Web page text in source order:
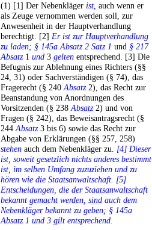
(1) [1] Der Nebenkläger ist, auch wenn er
als Zeuge vernommen werden soll, zur
Anwesenheit in der Hauptverhandlung
berechtigt. [2] Er ist zur Hauptverhandlung
zu laden; § 145a Absatz 2 Satz 1 und § 217
Absatz1 und 3 gelten entsprechend. [3] Die
Befugnis zur Ablehnung eines Richters (§§
24, 31) oder Sachverständigen (§ 74), das
Fragerecht (§ 240Absatz2), das Recht zur
Beanstandung von Anordnungen des
Vorsitzenden (§ 238Absatz2) und von
Fragen (§ 242), das Beweisantragsrecht (§
244Absatz3 bis 6) sowie das Recht zur
Abgabe von Erklärungen (§§ 257, 258)
stehen auch dem Nebenkläger zu. [4] Dieser
ist, soweit gesetzlich nichts anderes bestimmt
ist, im selben Umfang zuzuziehen und zu
hören wie die Staatsanwaltschaft. [5]
Entscheidungen, die der Staatsanwaltschaft
bekannt gemacht werden, sind auch dem
Nebenkläger bekannt zu geben; § 145a
Absatz 1 und 3 gilt entsprechend.